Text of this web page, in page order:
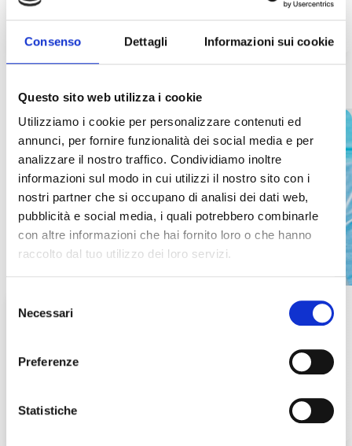
Consenso Dettagli Informazioni sui cookie
Questo sito web utilizza i cookie
Utilizziamo i cookie per personalizzare contenuti ed
annunci, per fornire funzionalità dei social media e per
analizzare il nostro traffico. Condividiamo inoltre
informazioni sul modo in cui utilizzi il nostro sito con i
nostri partner che si occupano di analisi dei dati web,
pubblicità e social media, i quali potrebbero combinarle
con altre informazioni che hai fornito loro o che hanno
raccolto dal tuo utilizzo dei loro servizi.
delNecessari
Preferenze
Statistiche
scopri di più
Pacchi Procedurali monouso contenenti tutto il
scopri di più